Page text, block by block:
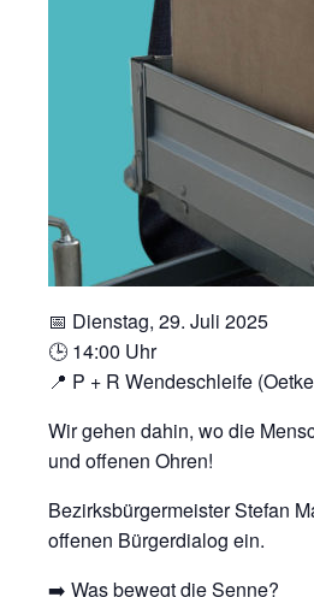
📅 Dienstag, 29. Juli 2025
🕒 14:00 Uhr
📍 P + R Wendeschleife
Wir gehen dahin, wo die
und offenen Ohren!
Bezirksbürgermeister Stefan
offenen Bürgerdialog ein.
➡️ Was bewegt die Senne?